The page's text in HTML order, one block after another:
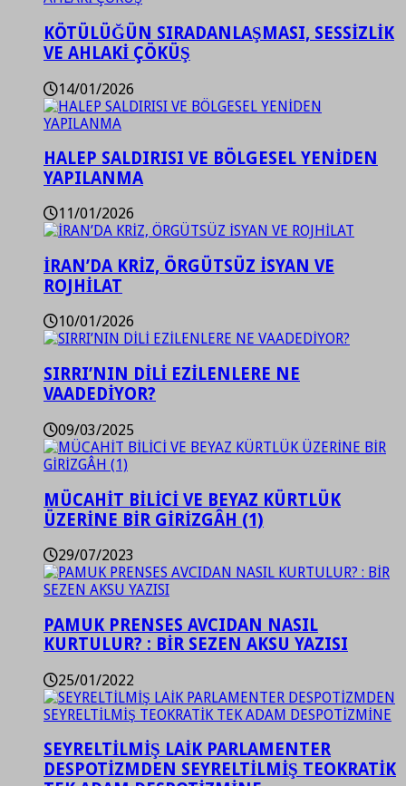
KÖTÜLÜĞÜN SIRADANLAŞMASI, SESSİZLİK
VE AHLAKİ ÇÖKÜŞ
14/01/2026
HALEP SALDIRISI VE BÖLGESEL YENİDEN
YAPILANMA
11/01/2026
İRAN’DA KRİZ, ÖRGÜTSÜZ İSYAN VE
ROJHİLAT
10/01/2026
SIRRI’NIN DİLİ EZİLENLERE NE
VAADEDİYOR?
09/03/2025
MÜCAHİT BİLİCİ VE BEYAZ KÜRTLÜK
ÜZERİNE BİR GİRİZGÂH (1)
29/07/2023
PAMUK PRENSES AVCIDAN NASIL
KURTULUR? : BİR SEZEN AKSU YAZISI
25/01/2022
SEYRELTİLMİŞ LAİK PARLAMENTER
DESPOTİZMDEN SEYRELTİLMİŞ TEOKRATİK